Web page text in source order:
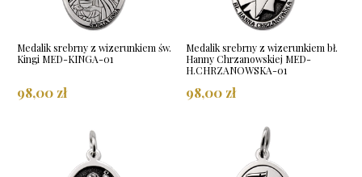
Medalik srebrny z wizerunkiem św.
Kingi MED-KINGA-01
98,00 zł
Medalik srebrny z wizerunkiem bł.
Hanny Chrzanowskiej MED-
H.CHRZANOWSKA-01
98,00 zł